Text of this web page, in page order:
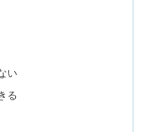
い
る